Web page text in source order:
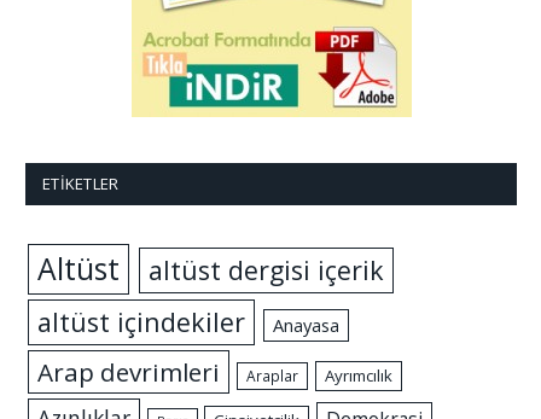
ETIKETLER
Altüst
altüst dergisi içerik
altüst içindekiler
Anayasa
Arap devrimleri Araplar Ayrımcılık